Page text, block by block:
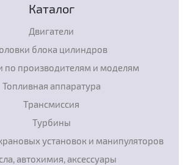
Каталог
Двигатели
блока цилиндров
по производителям и моделям
Топливная аппаратура
Трансмиссия
Турбины
установок и манипуляторов
автохимия, аксессуары